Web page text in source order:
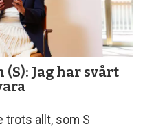
Jag har svårt
trots allt, som S